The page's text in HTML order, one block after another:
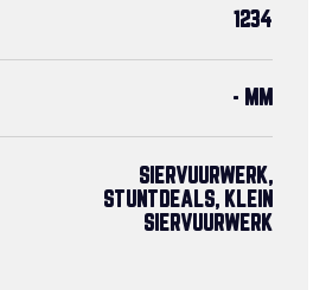
1234
- MM
SIERVUURWERK,
STUNTDEALS, KLEIN
SIERVUURWERK